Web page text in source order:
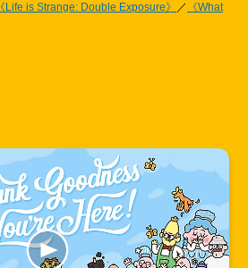
《Life is Strange: Double Exposure》 ／
《What